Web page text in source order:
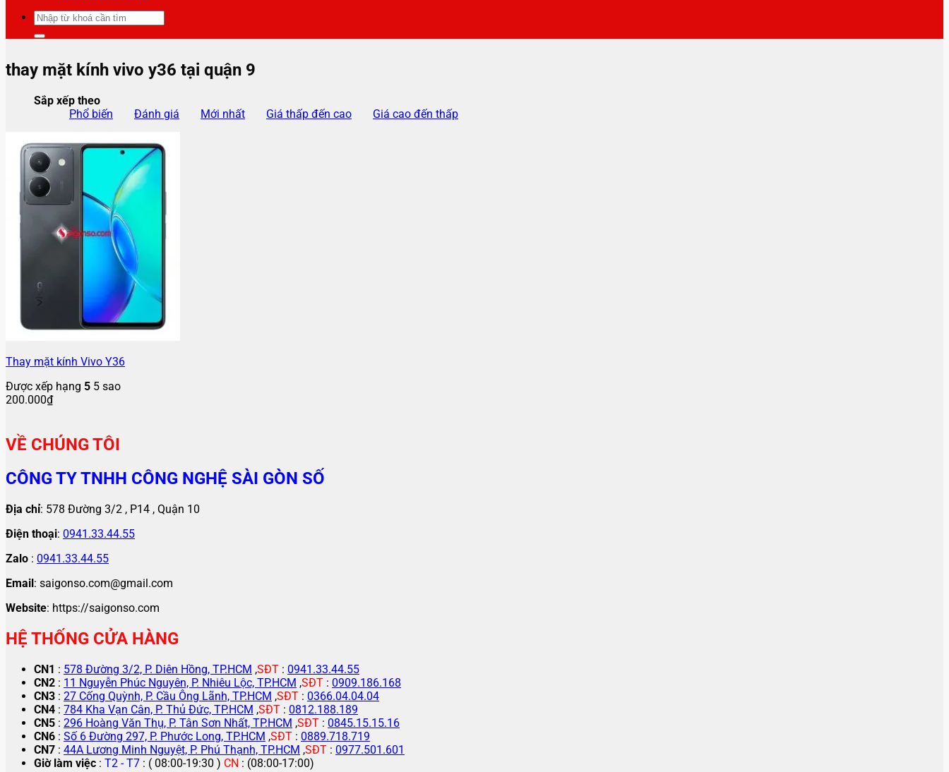
Tìm
kiếm:
thay mặt kính vivo y36 tại quận 9
Sắp xếp theo
Phổ biến
Đánh giá Mới nhất Giá thấp đến cao Giá cao đến thấp
Thay mặt kính Vivo Y36
Được xếp hạng 5 5 sao
200.000₫
VỀ CHÚNG TÔI
CÔNG TY TNHH CÔNG NGHỆ SÀI GÒN SỐ
Địa chỉ: 578 Đường 3/2 , P14 , Quận 10
Điện thoại: 0941.33.44.55
Zalo : 0941.33.44.55
Email: saigonso.com@gmail.com
Website: https://saigonso.com
HỆ THỐNG CỬA HÀNG
CN1 : 578 Đường 3/2, P. Diên Hồng, TP.HCM ,SĐT : 0941.33.44.55
CN2 : 11 Nguyễn Phúc Nguyên, P. Nhiêu Lộc, TP.HCM ,SĐT : 0909.186.168
CN3 : 27 Cống Quỳnh, P. Cầu Ông Lãnh, TP.HCM ,SĐT : 0366.04.04.04
CN4 : 784 Kha Vạn Cân, P. Thủ Đức, TP.HCM ,SĐT : 0812.188.189
CN5 : 296 Hoàng Văn Thụ, P. Tân Sơn Nhất, TP.HCM ,SĐT : 0845.15.15.16
CN6 : Số 6 Đường 297, P. Phước Long, TP.HCM ,SĐT : 0889.718.719
CN7 : 44A Lương Minh Nguyệt, P. Phú Thạnh, TP.HCM ,SĐT : 0977.501.601
Giờ làm việc : T2 - T7 : ( 08:00-19:30 ) CN : (08:00-17:00)